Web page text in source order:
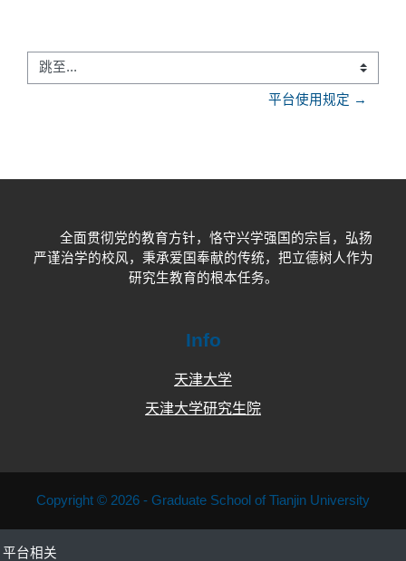
跳至...
平台使用规定 →
全面贯彻党的教育方针，恪守兴学强国的宗旨，弘扬
严谨治学的校风，秉承爱国奉献的传统，把立德树人作为
研究生教育的根本任务。
Info
天津大学
天津大学研究生院
Copyright © 2026 - Graduate School of Tianjin University
平台相关